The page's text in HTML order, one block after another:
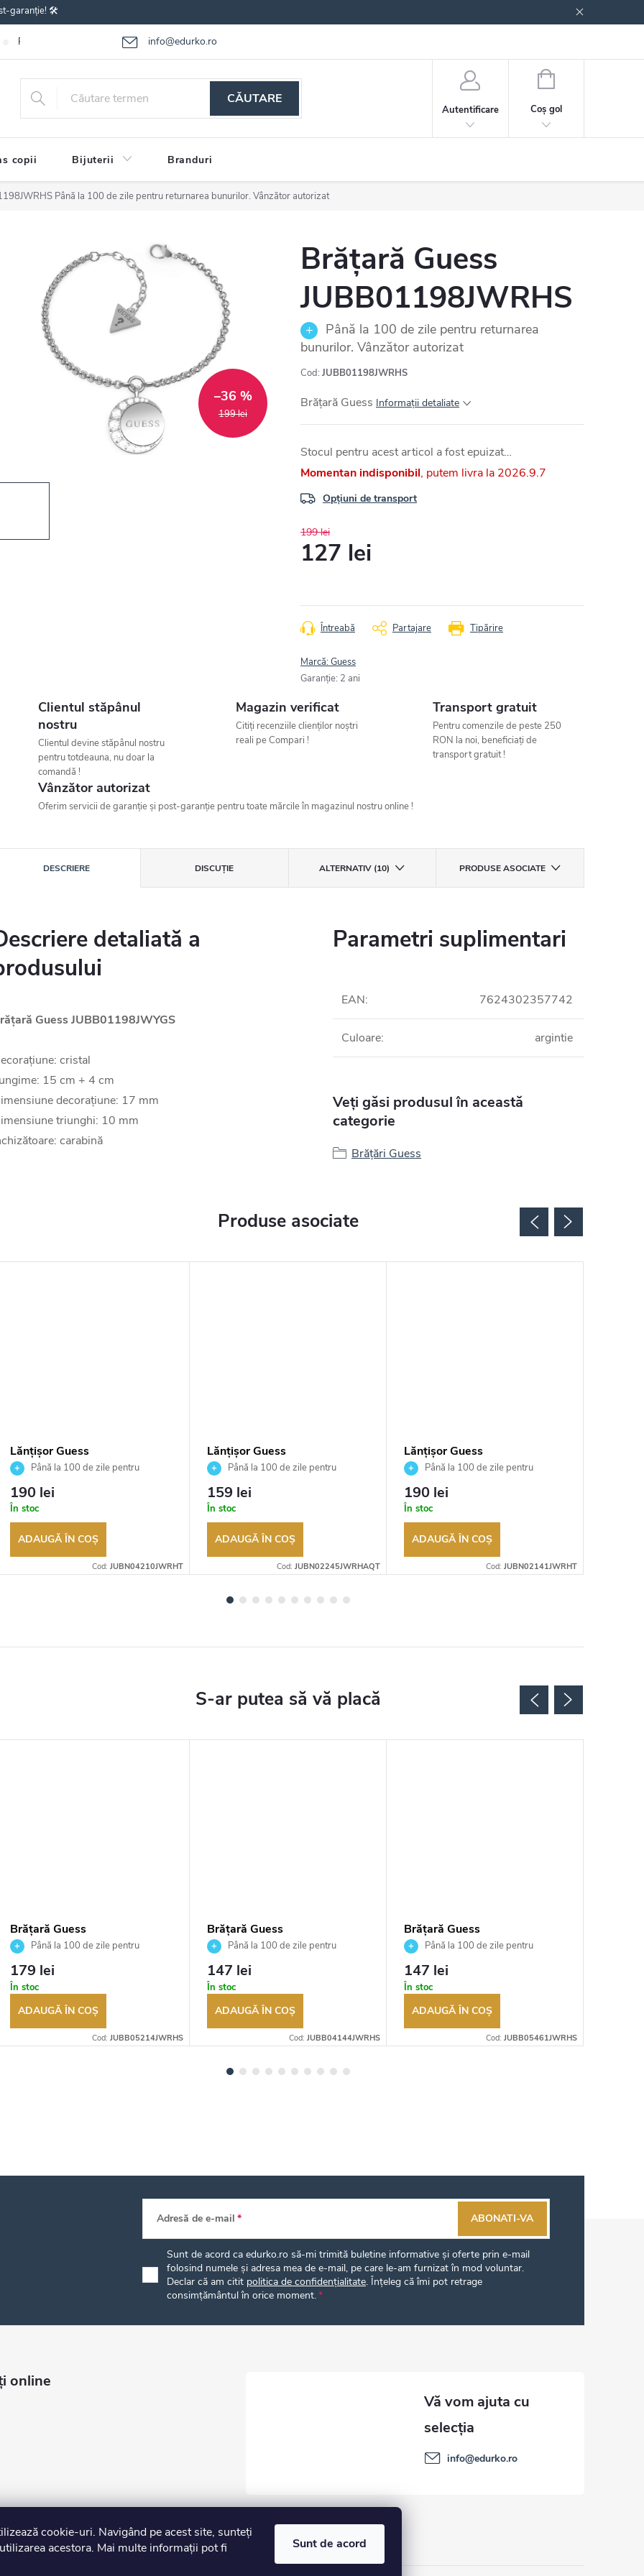
cookie-uri. Navigând pe acest site, sunteți
acestora. Mai multe informații pot fi
Sunt de acord
garanție! 🛠️
info@edurko.ro
Reclamațiile bunurilor Întrebări frecvente
CĂUTARE
Autentificare
COŞ
CUMPĂRĂTURI
Coş gol
copii Bijuterii Branduri
Până la 100 de zile pentru returnarea bunurilor. Vânzător autorizat
199 lei
–36 %
Brățară Guess
JUBB01198JWRHS
Până la 100 de zile pentru returnarea
bunurilor. Vânzător autorizat
Cod: JUBB01198JWRHS
Brățară Guess Informaţii detaliate
Stocul pentru acest articol a fost epuizat…
Momentan indisponibil
2026.9.7
Opțiuni de transport
199 lei
127 lei
Tipărire
Întreabă Partajare
Marcă:Guess
Garanţie: 2 ani
Clientul stăpânul
nostru
Clientul devine stăpânul nostru
pentru totdeauna, nu doar la
comandă !
Magazin verificat
Citiți recenziile clienților noștri
reali pe Compari !
Transport gratuit
Pentru comenzile de peste 250
RON la noi, beneficiați de
transport gratuit !
Vânzător autorizat
Oferim servicii de garanție și post-garanție pentru toate mărcile în magazinul nostru online !
DESCRIERE DISCUŢIE ALTERNATIV (10) PRODUSE ASOCIATE
detaliată a
Guess JUBB01198JWYGS
cristal
15 cm + 4 cm
decorațiune: 17 mm
triunghi: 10 mm
carabină
Parametri suplimentari
EAN: 7624302357742
Culoare: argintie
Veți găsi produsul în această
categorie
Brățări Guess
Produse asociate
Lănțișor Guess
JUBN04210JWRHT
Până la 100 de zile pentru
returnarea bunurilor. Vânzător
autorizat
190 lei
În stoc
ADAUGĂ ÎN COŞ
Cod: JUBN04210JWRHT
Lănțișor Guess
JUBN02245JWRHAQT
Până la 100 de zile pentru
returnarea bunurilor. Vânzător
autorizat
159 lei
În stoc
ADAUGĂ ÎN COŞ
Cod: JUBN02245JWRHAQT
Lănțișor Guess
JUBN02141JWRHT
Până la 100 de zile pentru
returnarea bunurilor. Vânzător
autorizat
190 lei
În stoc
ADAUGĂ ÎN COŞ
Cod: JUBN02141JWRHT
Brățară Guess
JUBB05214JWRHS
Până la 100 de zile pentru
returnarea bunurilor. Vânzător
autorizat
179 lei
În stoc
ADAUGĂ ÎN COŞ
Cod: JUBB05214JWRHS
Brățară Guess
JUBB04144JWRHS
Până la 100 de zile pentru
returnarea bunurilor. Vânzător
autorizat
147 lei
În stoc
ADAUGĂ ÎN COŞ
Cod: JUBB04144JWRHS
Brățară Guess
JUBB05461JWRHS
Până la 100 de zile pentru
returnarea bunurilor. Vânzător
autorizat
147 lei
În stoc
ADAUGĂ ÎN COŞ
Cod: JUBB05461JWRHS
Adresă de e-mail
Sunt de acord ca edurko.ro să-mi trimită buletine informative și oferte prin e-mail
folosind numele și adresa mea de e-mail, pe care le-am furnizat în mod voluntar.
Declar că am citit politica de confidențialitate. Înțeleg că îmi pot retrage
consimțământul în orice moment.
ABONATI-VA
online
info@edurko.ro